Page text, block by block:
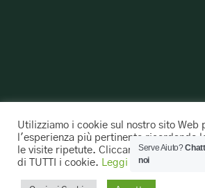
Marco Maiotti ©2024 All rights reserved
Designed by Glesius.itPrivacy Policy
Facebook
Utilizziamo i cookie sul nostro sito Web
l'esperienza più pertinente ricordando
le visite ripetute. Cliccando su
di TUTTI i cookie. Leggi di Più
Serve Aiuto?
noi